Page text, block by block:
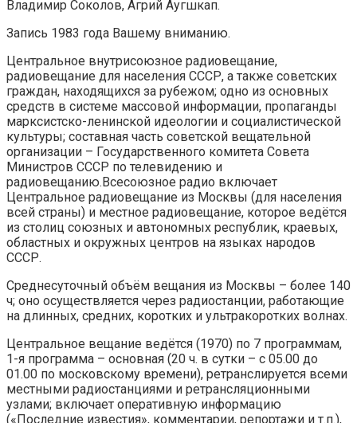
Владимир Соколов, Агрий Аугшкап.
Запись 1983 года Вашему вниманию.
Центральное внутрисоюзное радиовещание,
радиовещание для населения СССР, а также советских
граждан, находящихся за рубежом; одно из основных
средств в системе массовой информации, пропаганды
марксистско-ленинской идеологии и социалистической
культуры; составная часть советской вещательной
организации – Государственного комитета Совета
Министров СССР по телевидению и
радиовещанию.Всесоюзное радио включает
Центральное радиовещание из Москвы (для населения
всей страны) и местное радиовещание, которое ведётся
из столиц союзных и автономных республик, краевых,
областных и окружных центров на языках народов
СССР.
Среднесуточный объём вещания из Москвы – более 140
ч; оно осуществляется через радиостанции, работающие
на длинных, средних, коротких и ультракоротких волнах.
Центральное вещание ведётся (1970) по 7 программам,
1-я программа – основная (20 ч. в сутки – с 05.00 до
01.00 по московскому времени), ретранслируется всеми
местными радиостанциями и ретрансляционными
узлами; включает оперативную информацию
(«Последние известия», комментарии, репортажи и т.п.),